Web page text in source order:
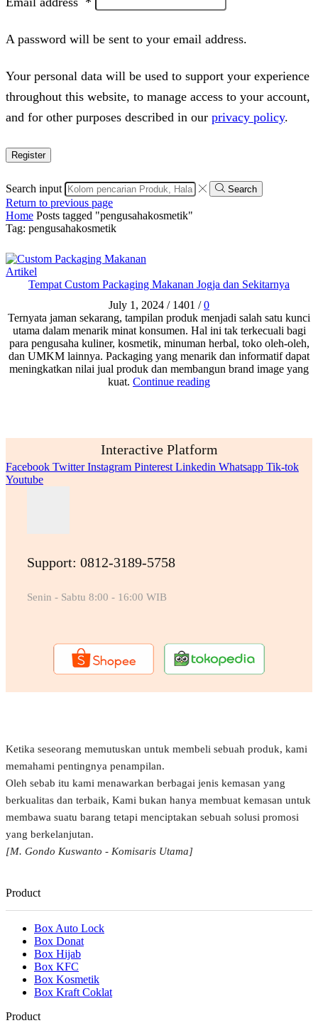
A password will be sent to your email address.
Your personal data will be used to support your experience
throughout this website, to manage access to your account,
and for other purposes described in our privacy policy.
Register
Search input Search
Return to previous page
Home Posts tagged "pengusahakosmetik"
Tag: pengusahakosmetik
Artikel
Tempat Custom Packaging Makanan Jogja dan Sekitarnya
July 1, 2024 / 1401 / 0
Ternyata jaman sekarang, tampilan produk menjadi salah satu kunci
utama dalam menarik minat konsumen. Hal ini tak terkecuali bagi
para pengusaha kuliner, kosmetik, minuman herbal, toko oleh-oleh,
dan UMKM lainnya. Packaging yang menarik dan informatif dapat
meningkatkan nilai jual produk dan membangun brand image yang
kuat. Continue reading
Interactive Platform
Facebook Twitter Instagram Pinterest Linkedin Whatsapp Tik-tok
Youtube
Support: 0812-3189-5758
Senin - Sabtu 8:00 - 16:00 WIB
Ketika seseorang memutuskan untuk membeli sebuah produk, kami
memahami pentingnya penampilan.
Oleh sebab itu kami menawarkan berbagai jenis kemasan yang
berkualitas dan terbaik, Kami bukan hanya membuat kemasan untuk
membawa suatu barang tetapi menciptakan sebuah solusi promosi
yang berkelanjutan.
[M. Gondo Kuswanto - Komisaris Utama]
Product
Box Auto Lock
Box Donat
Box Hijab
Box KFC
Box Kosmetik
Box Kraft Coklat
Product